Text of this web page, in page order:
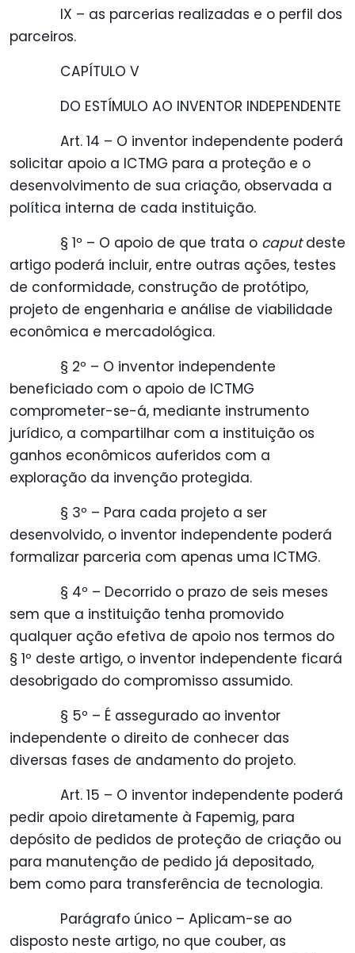
IX – as parcerias realizadas e o perfil dos
parceiros.
CAPÍTULO V
DO ESTÍMULO AO INVENTOR INDEPENDENTE
Art. 14 – O inventor independente poderá
solicitar apoio a ICTMG para a proteção e o
desenvolvimento de sua criação, observada a
política interna de cada instituição.
§ 1º – O apoio de que trata o caputdeste
artigo poderá incluir, entre outras ações, testes
de conformidade, construção de protótipo,
projeto de engenharia e análise de viabilidade
econômica e mercadológica.
§ 2º – O inventor independente
beneficiado com o apoio de ICTMG
comprometer-se-á, mediante instrumento
jurídico, a compartilhar com a instituição os
ganhos econômicos auferidos com a
exploração da invenção protegida.
§ 3º – Para cada projeto a ser
desenvolvido, o inventor independente poderá
formalizar parceria com apenas uma ICTMG.
§ 4º – Decorrido o prazo de seis meses
sem que a instituição tenha promovido
qualquer ação efetiva de apoio nos termos do
§ 1º deste artigo, o inventor independente ficará
desobrigado do compromisso assumido.
§ 5º – É assegurado ao inventor
independente o direito de conhecer das
diversas fases de andamento do projeto.
Art. 15 – O inventor independente poderá
pedir apoio diretamente à Fapemig, para
depósito de pedidos de proteção de criação ou
para manutenção de pedido já depositado,
bem como para transferência de tecnologia.
Parágrafo único – Aplicam-se ao
disposto neste artigo, no que couber, as